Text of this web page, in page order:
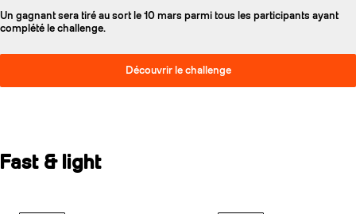
Un gagnant sera tiré au sort le 10 mars parmi tous les participants ayant
complété le challenge.
Découvrir le challenge
Fast & light